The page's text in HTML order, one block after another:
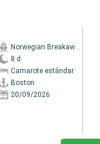
Norwegian Breakaway
8 d
Camarote estándar
Boston
20/09/2026